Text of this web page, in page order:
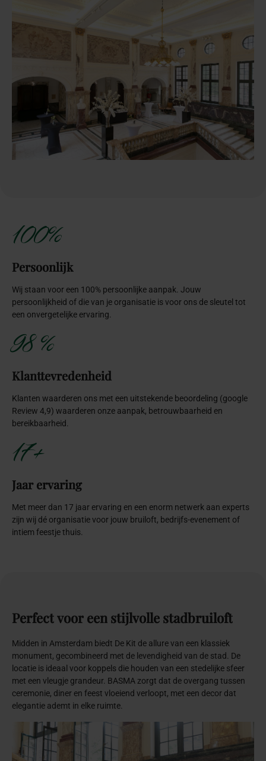
100%
Persoonlijk
Wij staan voor een 100% persoonlijke aanpak. Jouw
persoonlijkheid of die van je organisatie is voor ons de sleutel tot
een onvergetelijke ervaring.
98 %
Klanttevredenheid
Klanten waarderen ons met een uitstekende beoordeling (google
Review 4,9) waarderen onze aanpak, betrouwbaarheid en
bereikbaarheid.
17+
Jaar ervaring
Met meer dan 17 jaar ervaring en een enorm netwerk aan experts
zijn wij dé organisatie voor jouw bruiloft, bedrijfs-evenement of
intiem feestje thuis.
Perfectvoor een stijlvolle stadbruiloft
Midden in Amsterdam biedt De Kit de allure van een klassiek
monument, gecombineerd met de levendigheid van de stad. De
locatie is ideaal voor koppels die houden van een stedelijke sfeer
met een vleugje grandeur. BASMA zorgt dat de overgang tussen
ceremonie, diner en feest vloeiend verloopt, met een decor dat
elegantie ademt in elke ruimte.